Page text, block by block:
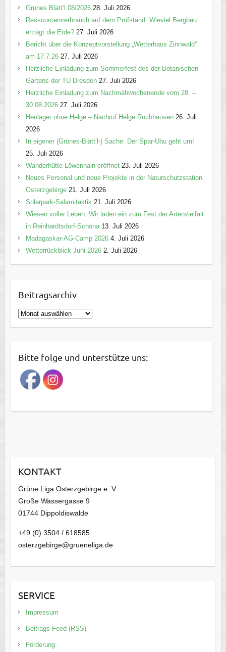
e
n
Grünes Blätt’l 08/2026 28. Juli 2026
Ressourcenverbrauch auf dem Prüfstand: Wieviel Bergbau
erträgt die Erde? 27. Juli 2026
Bericht über die Konzeptvorstellung „Wetterhaus Zinnwald“
am 17.7.26 27. Juli 2026
Herzliche Einladung zum Sommerfest des der Botanischen
Gartens der TU Dresden 27. Juli 2026
Herzliche Einladung zum Nachmähwochenende vom 28. –
30.08.2026 27. Juli 2026
Heulager ohne Helge – Nachruf Helge Rochhausen 26. Juli
2026
In eigener (Grünes-Blätt’l-) Sache: Der Spar-Uhu geht um!
25. Juli 2026
Wanderhütte Löwenhain eröffnet 23. Juli 2026
Neues Personal und neue Projekte in der Naturschutzstation
Osterzgebirge 21. Juli 2026
Solarpark-Salamitaktik 21. Juli 2026
Wiesen voller Leben: Wir laden ein zum Fest der Artenvielfalt
in Reinhardtsdorf-Schöna 13. Juli 2026
Madagaskar-AG-Camp 2026 4. Juli 2026
Wetterrückblick Juni 2026 2. Juli 2026
Beitragsarchiv
B
e
r
a
g
a
v
Bitte folge und unterstütze uns:
KONTAKT
Grüne Liga Osterzgebirge e. V.
Große Wassergasse 9
01744 Dippoldiswalde
+49 (0) 3504 / 618585
osterzgebirge@grueneliga.de
SERVICE
Impressum
Beitrags-Feed (RSS)
Förderung